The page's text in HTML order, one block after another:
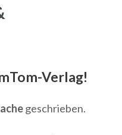
Verlag!
geschrieben.